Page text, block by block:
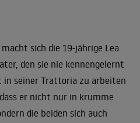
sich die 19-jährige Lea
den sie nie kennengelernt
seiner Trattoria zu arbeiten
er nicht nur in krumme
die beiden sich auch